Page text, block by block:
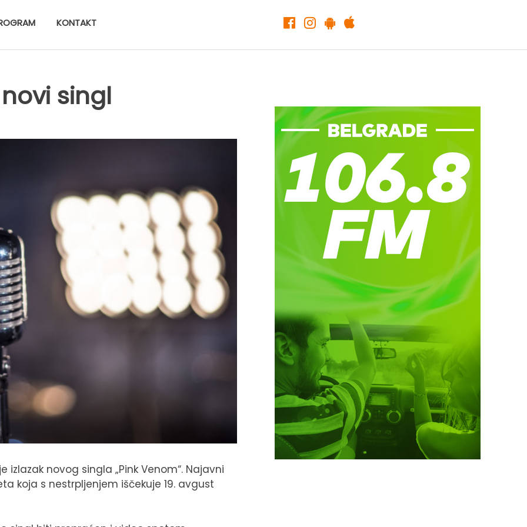
KONTAKT
novi singl
izlazak novog singla „Pink Venom“. Najavni
koja s nestrpljenjem iščekuje 19. avgust